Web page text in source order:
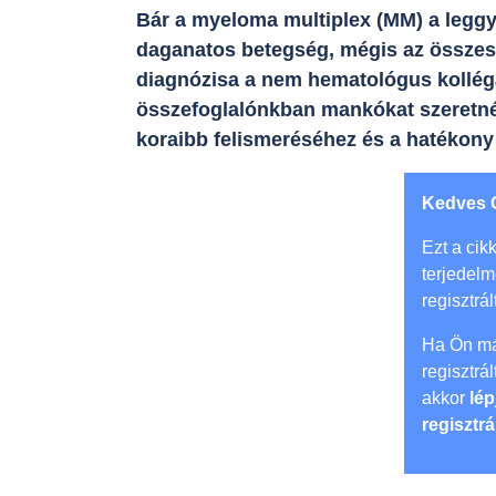
Bár a myeloma multiplex (MM) a
daganatos betegség, mégis az
diagnózisa a nem hematológus
összefoglalónkban mankókat
koraibb felismeréséhez és a
Kedves
Ezt a
Ha Ön
akkor